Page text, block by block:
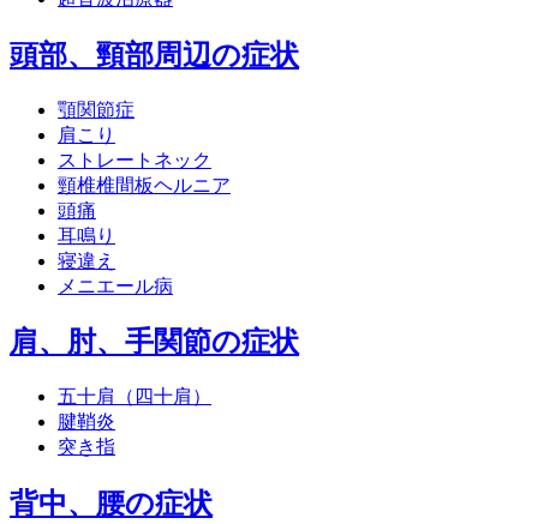
頭部、頸部周辺の症状
顎関節症
肩こり
ストレートネック
頸椎椎間板ヘルニア
頭痛
耳鳴り
寝違え
メニエール病
肩、肘、手関節の症状
五十肩（四十肩）
腱鞘炎
突き指
背中、腰の症状